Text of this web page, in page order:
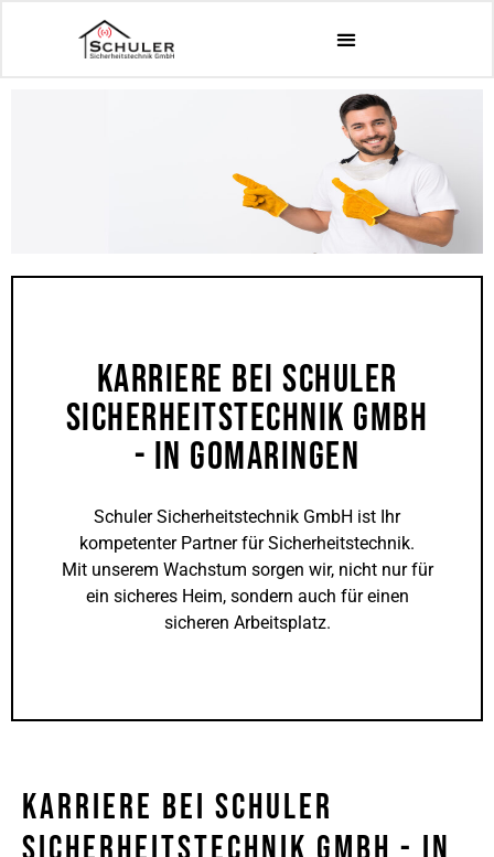
Karriere Bei Schuler
Sicherheitstechnik GmbH
- In GOmaringen
Schuler Sicherheitstechnik GmbH ist Ihr
kompetenter Partner für Sicherheitstechnik.
Mit unserem Wachstum sorgen wir, nicht nur für
ein sicheres Heim, sondern auch für einen
sicheren Arbeitsplatz.
Karriere Bei Schuler